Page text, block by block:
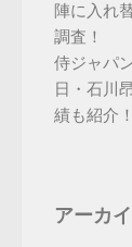
陣に入れ
調査！
侍ジャパ
日・石川
績も紹介！
アーカ